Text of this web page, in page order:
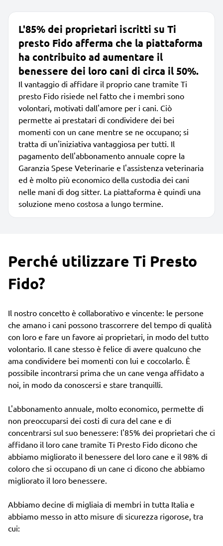
L'85% dei proprietari iscritti su Ti
presto Fido afferma che la piattaforma
ha contribuito ad aumentare il
benessere dei loro cani di circa il 50%.
Il vantaggio di affidare il proprio cane tramite Ti
presto Fido risiede nel fatto che i membri sono
volontari, motivati dall'amore per i cani. Ciò
permette ai prestatari di condividere dei bei
momenti con un cane mentre se ne occupano; si
tratta di un'iniziativa vantaggiosa per tutti. Il
pagamento dell'abbonamento annuale copre la
Garanzia Spese Veterinarie e l'assistenza veterinaria
ed è molto più economico della custodia dei cani
nelle mani di dog sitter. La piattaforma è quindi una
soluzione meno costosa a lungo termine.
Perché utilizzare Ti Presto
Fido?
Il nostro concetto è collaborativo e vincente: le persone
che amano i cani possono trascorrere del tempo di qualità
con loro e fare un favore ai proprietari, in modo del tutto
volontario. Il cane stesso è felice di avere qualcuno che
ama condividere bei momenti con lui e coccolarlo. È
possibile incontrarsi prima che un cane venga affidato a
noi, in modo da conoscersi e stare tranquilli.
L'abbonamento annuale, molto economico, permette di
non preoccuparsi dei costi di cura del cane e di
concentrarsi sul suo benessere: l'85% dei proprietari che ci
affidano il loro cane tramite Ti Presto Fido dicono che
abbiamo migliorato il benessere del loro cane e il 98% di
coloro che si occupano di un cane ci dicono che abbiamo
migliorato il loro benessere.
Abbiamo decine di migliaia di membri in tutta Italia e
abbiamo messo in atto misure di sicurezza rigorose, tra
cui: